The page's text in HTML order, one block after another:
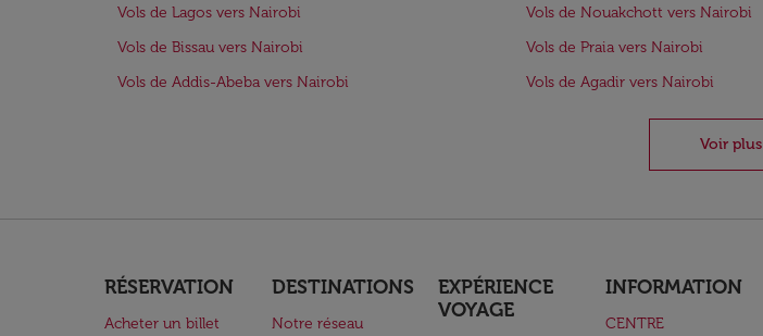
Vols de Lagos vers Nairobi
Vols de Nouakchott vers Nairobi
Vols de Bissau vers Nairobi
Vols de Praia vers Nairobi
Vols de Addis-Abeba vers Nairobi
Vols de Agadir vers Nairobi
Voir plus
RÉSERVATION
Acheter un billet
DESTINATIONS
Notre réseau
EXPÉRIENCE
VOYAGE
INFORMATION
CENTRE